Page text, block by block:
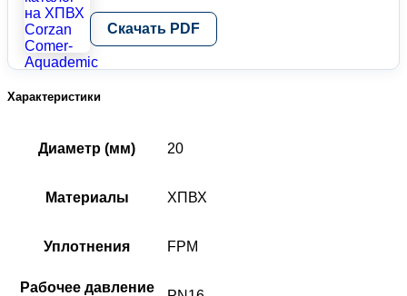
Скачать PDF
Характеристики
Диаметр (мм) 20
Материалы ХПВХ
Уплотнения FPM
Рабочее давление